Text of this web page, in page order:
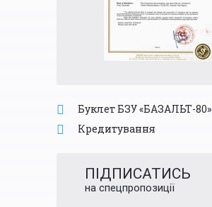
Буклет БЗУ «БАЗАЛЬТ-80»
Кредитування
ПІДПИСАТИСЬ
на спецпропозиції